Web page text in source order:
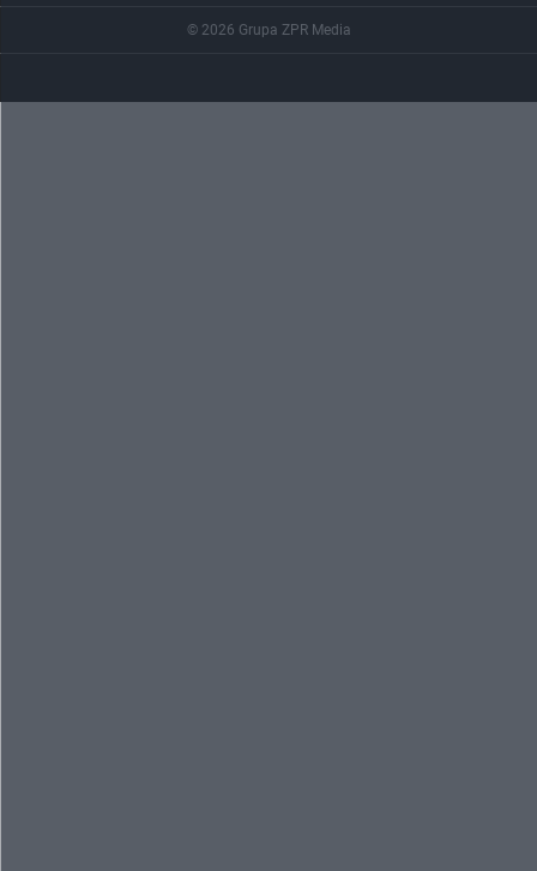
© 2026 Grupa ZPR Media